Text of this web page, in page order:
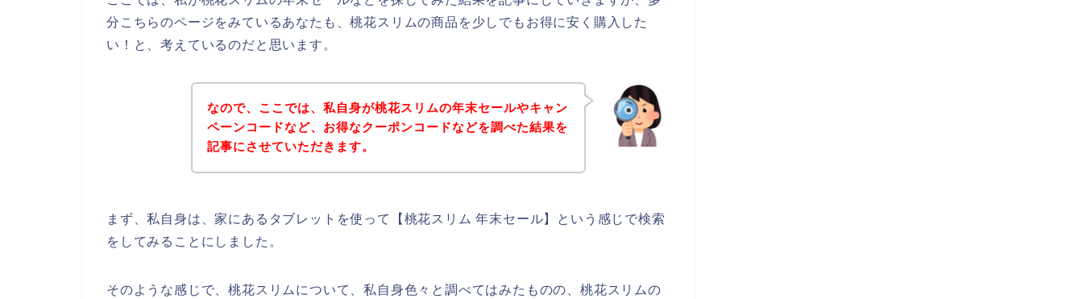
分こちらのページをみているあなたも、桃花スリムの商品を少しでもお得に安く購入した
い！と、考えているのだと思います。
なので、ここでは、私自身が桃花スリムの年末セールやキャン
ペーンコードなど、お得なクーポンコードなどを調べた結果を
記事にさせていただきます。
まず、私自身は、家にあるタブレットを使って【桃花スリム 年末セール】という感じで検索
をしてみることにしました。
そのような感じで、桃花スリムについて、私自身色々と調べてはみたものの、桃花スリムの